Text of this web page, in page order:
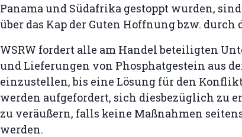
Panama und Südafrika gestoppt wurden,
über das Kap der Guten Hoffnung bzw. durch
WSRW fordert alle am Handel beteiligten
und Lieferungen von Phosphatgestein aus
einzustellen, bis eine Lösung für den
werden aufgefordert, sich diesbezüglich zu
zu veräußern, falls keine Maßnahmen
werden.